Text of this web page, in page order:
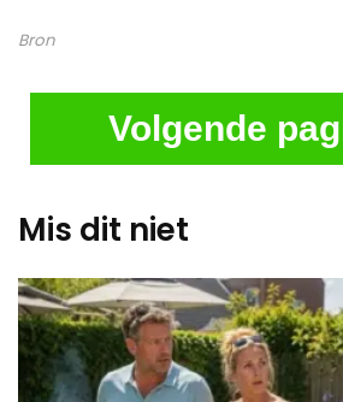
Bron
Volgende
Mis dit niet